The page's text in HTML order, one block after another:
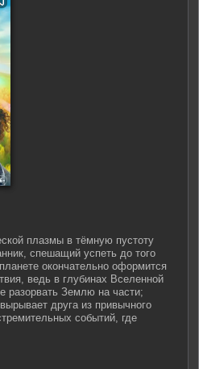
плазмы в тёмную пустоту
спешащий успеть до того
окончательно оформится
ведь в глубинах Вселенной
разорвать Землю на части;
друга из привычного
событий, где